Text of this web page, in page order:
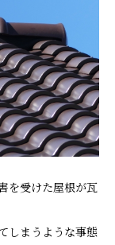
を受けた屋根が瓦
しまうような事態